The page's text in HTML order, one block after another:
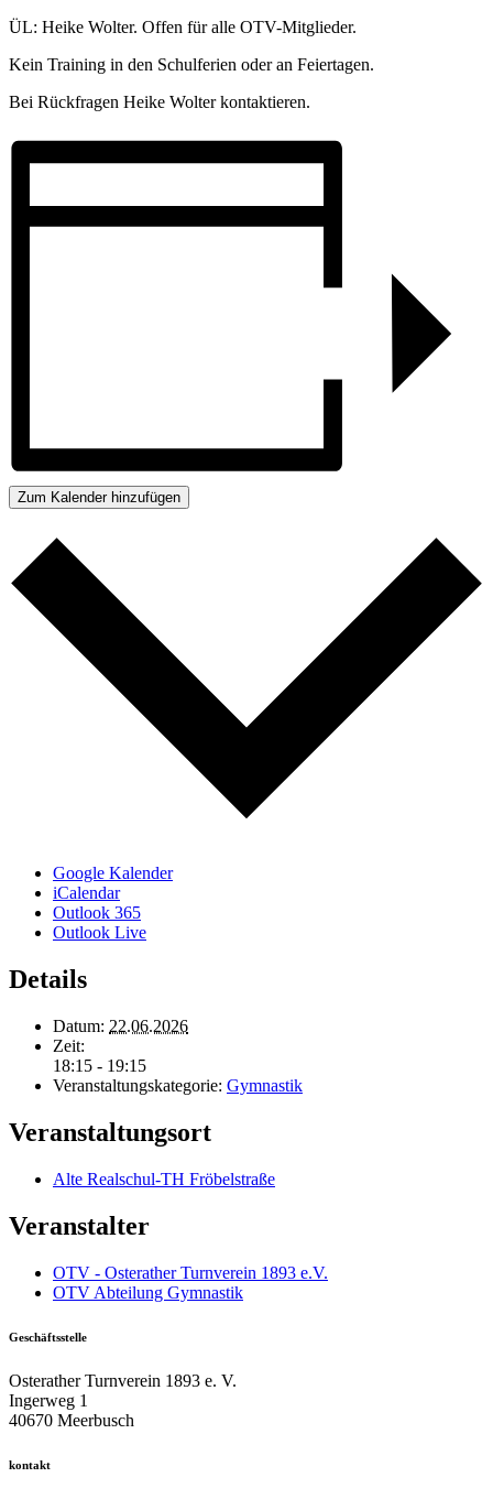
ÜL: Heike Wolter. Offen für alle OTV-Mitglieder.
Kein Training in den Schulferien oder an Feiertagen.
Bei Rückfragen Heike Wolter kontaktieren.
Zum Kalender hinzufügen
Google Kalender
iCalendar
Outlook 365
Outlook Live
Details
Datum: 22.06.2026
Zeit:
18:15 - 19:15
Veranstaltungskategorie: Gymnastik
Veranstaltungsort
Alte Realschul-TH Fröbelstraße
Veranstalter
OTV - Osterather Turnverein 1893 e.V.
OTV Abteilung Gymnastik
Geschäftsstelle
Osterather Turnverein 1893 e. V.
Ingerweg 1
40670 Meerbusch
kontakt